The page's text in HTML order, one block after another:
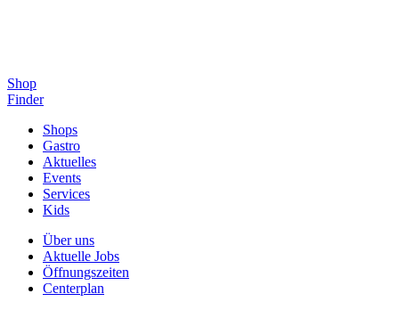
Shop
Finder
Shops
Gastro
Aktuelles
Events
Services
Kids
Über uns
Aktuelle Jobs
Öffnungszeiten
Centerplan